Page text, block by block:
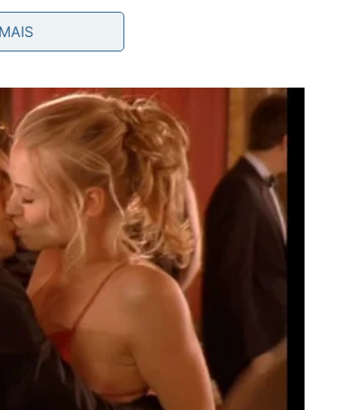
para repelir insetos?
relacionada à sua composição química
mais destacados em estudos recentes,
mosquitos aos ambientes.
de 80% de eficáciaem ensaios de laboratório.
como úteis para proteção em áreas abertas ou